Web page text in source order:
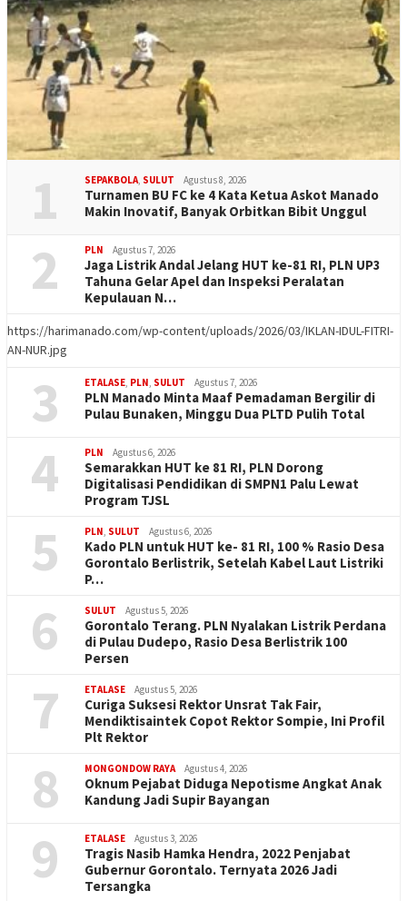
1 SEPAKBOLA SULUT Agustus 8, 2026
Turnamen BU FC ke 4 Kata Ketua Askot Manado
Makin Inovatif, Banyak Orbitkan Bibit Unggul
2 PLN Agustus 7, 2026
Jaga Listrik Andal Jelang HUT ke-81 RI, PLN UP3
Tahuna Gelar Apel dan Inspeksi Peralatan
Kepulauan N…
https://harimanado.com/wp-content/uploads/2026/03/IKLAN-IDUL-FITRI-
AN-NUR.jpg
3 ETALASE PLN SULUT Agustus 7, 2026
PLN Manado Minta Maaf Pemadaman Bergilir di
Pulau Bunaken, Minggu Dua PLTD Pulih Total
4 PLN Agustus 6, 2026
Semarakkan HUT ke 81 RI, PLN Dorong
Digitalisasi Pendidikan di SMPN1 Palu Lewat
Program TJSL
5 PLN SULUT Agustus 6, 2026
Kado PLN untuk HUT ke- 81 RI, 100 % Rasio Desa
Gorontalo Berlistrik, Setelah Kabel Laut Listriki
P…
6 SULUT Agustus 5, 2026
Gorontalo Terang. PLN Nyalakan Listrik Perdana
di Pulau Dudepo, Rasio Desa Berlistrik 100
Persen
7 ETALASE Agustus 5, 2026
Curiga Suksesi Rektor Unsrat Tak Fair,
Mendiktisaintek Copot Rektor Sompie, Ini Profil
Plt Rektor
8 MONGONDOW RAYA Agustus 4, 2026
Oknum Pejabat Diduga Nepotisme Angkat Anak
Kandung Jadi Supir Bayangan
9 ETALASE Agustus 3, 2026
Tragis Nasib Hamka Hendra, 2022 Penjabat
Gubernur Gorontalo. Ternyata 2026 Jadi
Tersangka